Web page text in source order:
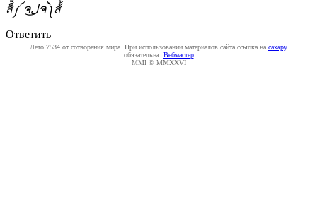
ส็็็็็็็็็็็็็็็็็็็็็็็็็༼ ຈل͜ຈ༽ส้้้้้้้้้้้้้้้้้้้้้้้
Ответить
Лето 7534 от сотворения мира. При использовании материалов сайта ссылка на caxapу
обязательна. Вебмастер
MMI © MMXXVI